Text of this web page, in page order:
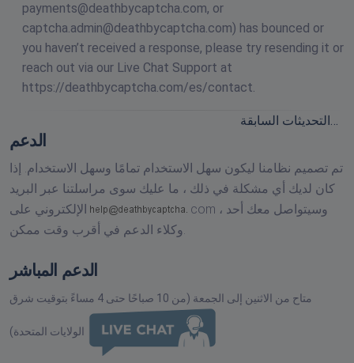
payments@deathbycaptcha.com, or
captcha.admin@deathbycaptcha.com) has bounced or
you haven’t received a response, please try resending it or
reach out via our Live Chat Support at
https://deathbycaptcha.com/es/contact.
التحديثات السابقة…
الدعم
تم تصميم نظامنا ليكون سهل الاستخدام تمامًا وسهل الاستخدام. إذا
كان لديك أي مشكلة في ذلك ، ما عليك سوى مراسلتنا عبر البريد
com ، وسيتواصل معك أحد
وكلاء الدعم في أقرب وقت ممكن.
الدعم المباشر
متاح من الاثنين إلى الجمعة (من 10 صباحًا حتى 4 مساءً بتوقيت شرق
الولايات المتحدة)